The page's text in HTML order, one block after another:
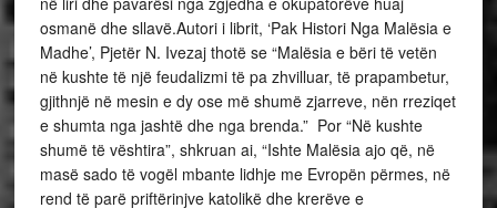
osmanë dhe sllavë.Autori i librit, ‘Pak Histori Nga Malësia e
Madhe’, Pjetër N. Ivezaj thotë se “Malësia e bëri të vetën
në kushte të një feudalizmi të pa zhvilluar, të prapambetur,
gjithnjë në mesin e dy ose më shumë zjarreve, nën rreziqet
e shumta nga jashtë dhe nga brenda.” Por “Në kushte
shumë të vështira”, shkruan ai, “Ishte Malësia ajo që, në
masë sado të vogël mbante lidhje me Evropën përmes, në
rend të parë priftërinjve katolikë dhe krerëve e